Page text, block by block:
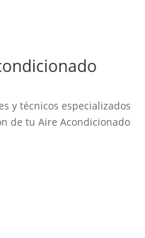
y técnicos especializados
de tu Aire Acondicionado